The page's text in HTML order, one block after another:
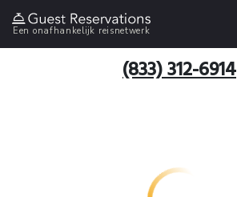
Een onafhankelijk reisnetwerk
(833) 312-6914